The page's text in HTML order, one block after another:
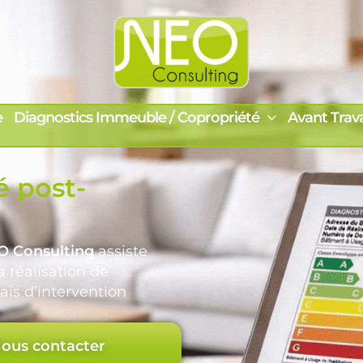
Diagnostics Immeuble / Copropriété
Avant
post-
Consultingassiste
réalisation de
d’intervention
contacter